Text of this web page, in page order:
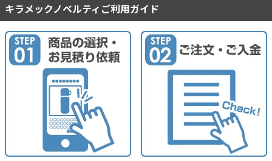
キラメックノベルティご利用ガイド